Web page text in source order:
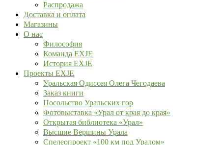
Распродажа
Доставка и оплата
Магазины
О нас
Философия
Команда EXJE
История EXJE
Проекты EXJE
Уральская Одиссея Олега Чегодаева
Заказ книги
Посольство Уральских гор
Фотовыставка «Урал от края до края»
Открытая библиотека «Урал»
Высшие Вершины Урала
Спелеопроект «100 км под Уралом»